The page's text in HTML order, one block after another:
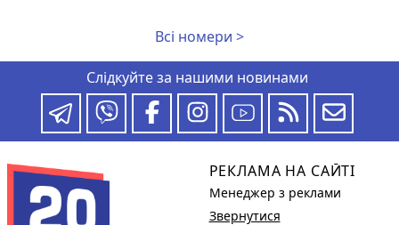
Всі номери >
Слідкуйте за нашими новинами
РЕКЛАМА НА САЙТІ
Менеджер з реклами
Звернутися